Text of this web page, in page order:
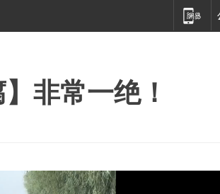
非常一绝！